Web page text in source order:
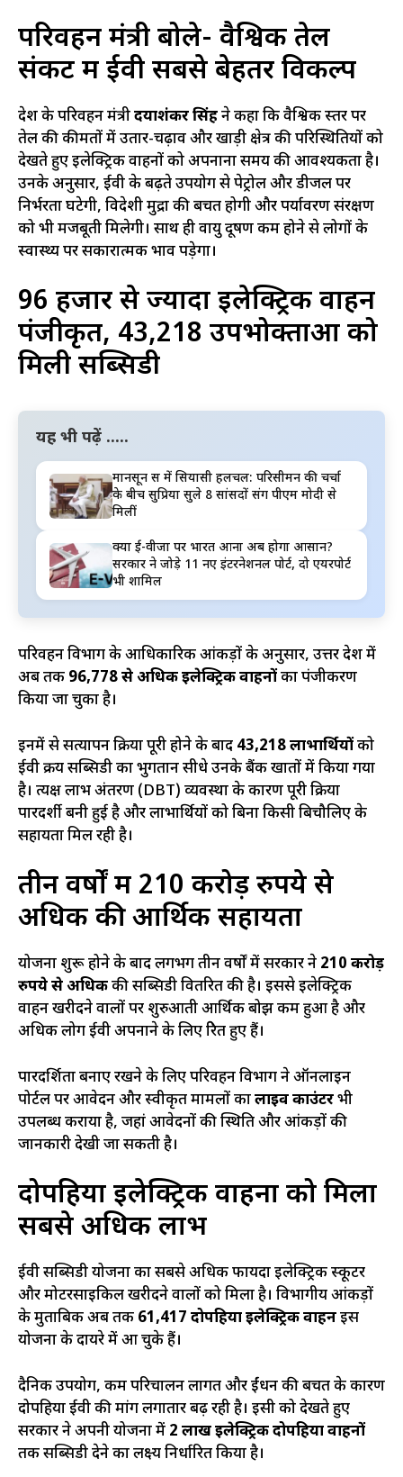
परिवहन मंत्री बोले- वैश्विक तेल
संकट में ईवी सबसे बेहतर विकल्प
प्रदेश के परिवहन मंत्रीदयाशंकर सिंहने कहा कि वैश्विक स्तर पर
तेल की कीमतों में उतार-चढ़ाव और खाड़ी क्षेत्र की परिस्थितियों को
देखते हुए इलेक्ट्रिक वाहनों को अपनाना समय की आवश्यकता है।
उनके अनुसार, ईवी के बढ़ते उपयोग से पेट्रोल और डीजल पर
निर्भरता घटेगी, विदेशी मुद्रा की बचत होगी और पर्यावरण संरक्षण
को भी मजबूती मिलेगी। साथ ही वायु प्रदूषण कम होने से लोगों के
स्वास्थ्य पर सकारात्मक प्रभाव पड़ेगा।
96 हजार से ज्यादा इलेक्ट्रिक वाहन
पंजीकृत, 43,218 उपभोक्ताओं को
मिली सब्सिडी
यह भी पढ़ें .....
मानसून सत्र में सियासी हलचल: परिसीमन की चर्चा
के बीच सुप्रिया सुले 8 सांसदों संग पीएम मोदी से
मिलीं
क्या ई-वीजा पर भारत आना अब होगा आसान?
सरकार ने जोड़े 11 नए इंटरनेशनल पोर्ट, दो एयरपोर्ट
भी शामिल
परिवहन विभाग के आधिकारिक आंकड़ों के अनुसार, उत्तर प्रदेश में
अब तक 96,778 से अधिक इलेक्ट्रिक वाहनोंका पंजीकरण
किया जा चुका है।
इनमें से सत्यापन प्रक्रिया पूरी होने के बाद 43,218 लाभार्थियोंको
ईवी क्रय सब्सिडी का भुगतान सीधे उनके बैंक खातों में किया गया
है। प्रत्यक्ष लाभ अंतरण (DBT) व्यवस्था के कारण पूरी प्रक्रिया
पारदर्शी बनी हुई है और लाभार्थियों को बिना किसी बिचौलिए के
सहायता मिल रही है।
तीन वर्षों में 210 करोड़ रुपये से
अधिक की आर्थिक सहायता
योजना शुरू होने के बाद लगभग तीन वर्षों में सरकार ने 210 करोड़
रुपये से अधिककी सब्सिडी वितरित की है। इससे इलेक्ट्रिक
वाहन खरीदने वालों पर शुरुआती आर्थिक बोझ कम हुआ है और
अधिक लोग ईवी अपनाने के लिए प्रेरित हुए हैं।
पारदर्शिता बनाए रखने के लिए परिवहन विभाग ने ऑनलाइन
पोर्टल पर आवेदन और स्वीकृत मामलों कालाइव काउंटरभी
उपलब्ध कराया है, जहां आवेदनों की स्थिति और आंकड़ों की
जानकारी देखी जा सकती है।
दोपहिया इलेक्ट्रिक वाहनों को मिला
सबसे अधिक लाभ
ईवी सब्सिडी योजना का सबसे अधिक फायदा इलेक्ट्रिक स्कूटर
और मोटरसाइकिल खरीदने वालों को मिला है। विभागीय आंकड़ों
के मुताबिक अब तक 61,417 दोपहिया इलेक्ट्रिक वाहनइस
योजना के दायरे में आ चुके हैं।
दैनिक उपयोग, कम परिचालन लागत और ईंधन की बचत के कारण
दोपहिया ईवी की मांग लगातार बढ़ रही है। इसी को देखते हुए
सरकार ने अपनी योजना में 2 लाख इलेक्ट्रिक दोपहिया वाहनों
तक सब्सिडी देने का लक्ष्य निर्धारित किया है।